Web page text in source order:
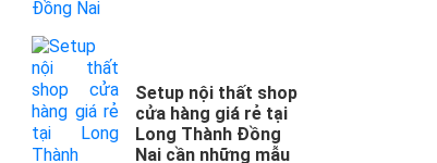
Setup nội thất shop
cửa hàng giá rẻ tại
Long Thành Đồng
Nai cần những mẫu